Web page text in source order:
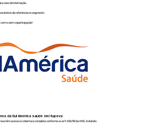
caso de internação,
de referência no segmento
com e sem coparticipação!
da Sul América saúde emItupeva
têm acesso à cobertura completa conforme a Lei 9.656/98 da ANS, incluindo: